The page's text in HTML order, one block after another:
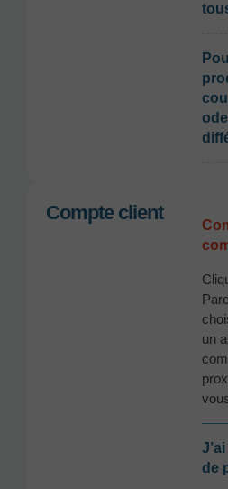
Compte client
un
de